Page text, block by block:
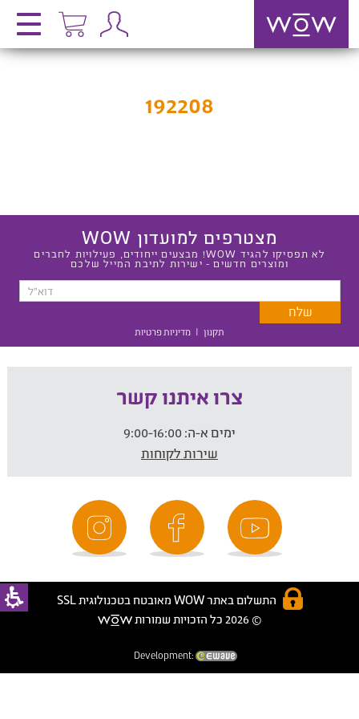
192208
מצטרפים למועדון WOW
לא תפסיקו להגיד WOW! מבצעים ייחודים, פעילויות לחברים
ומוצרים חדשים - ישירות לתיבת המייל שלכם
תקנון | מדיניות פרטיות
צרו איתנו קשר
ימים א-ה:
שירות לקוחות
התשלום באתר WOW מאובטח בטכנולוגית SSL
© 2026 כל הזכויות שמורות
Development: